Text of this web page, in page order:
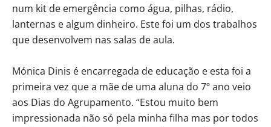
num kit de emergência como água, pilhas, rádio,
lanternas e algum dinheiro. Este foi um dos trabalhos
que desenvolvem nas salas de aula.
Mónica Dinis é encarregada de educação e esta foi a
primeira vez que a mãe de uma aluna do 7º ano veio
aos Dias do Agrupamento. “Estou muito bem
impressionada não só pela minha filha mas por todos